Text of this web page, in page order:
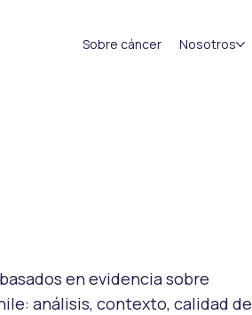
Sobre cáncer Nosotros
en evidencia sobre
análisis, contexto, calidad de